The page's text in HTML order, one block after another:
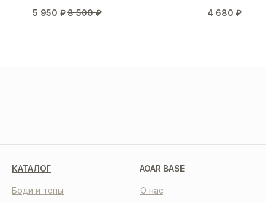
5 950 ₽8 500 ₽ 4 680 ₽
КАТАЛОГ AOAR BASE
О нас
Боди и топы